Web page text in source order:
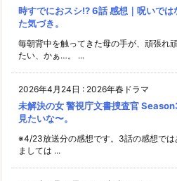
時すでにおスシ!? 6話 感想｜呪いで
た気づき。
毎朝背中を触ってきた母の手が、頑張れ
たい、かぁ…。 ...
2026年4月24日 : 2026年春ドラマ
未解決の女 警視庁文書捜査官
見たいな〜。
※4/23放送分の感想です。3話の感想では
ましては ...